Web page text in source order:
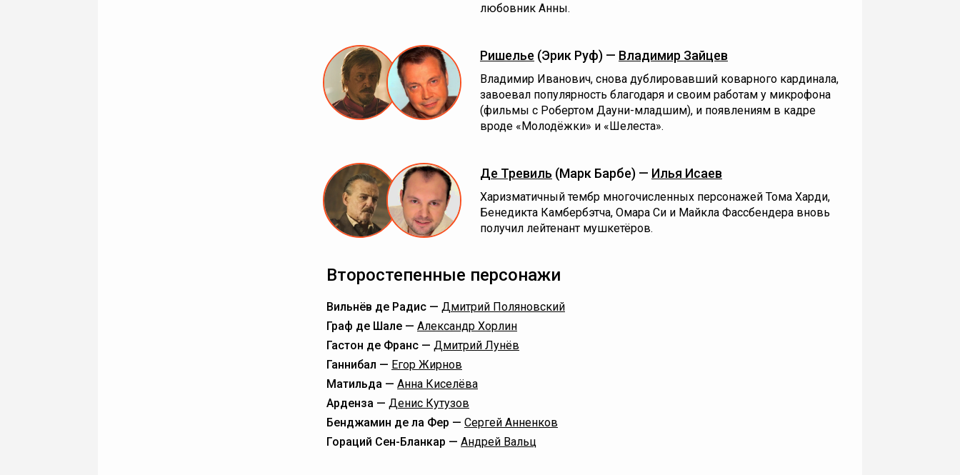
любовник Анны.
Ришелье (Эрик Руф) — Владимир Зайцев
Владимир Иванович, снова дублировавший коварного кардинала,
завоевал популярность благодаря и своим работам у микрофона
(фильмы с Робертом Дауни-младшим), и появлениям в кадре
вроде «Молодёжки» и «Шелеста».
Де Тревиль (Марк Барбе) — Илья Исаев
Харизматичный тембр многочисленных персонажей Тома Харди,
Бенедикта Камбербэтча, Омара Си и Майкла Фассбендера вновь
получил лейтенант мушкетёров.
Второстепенные персонажи
Вильнёв де Радис — Дмитрий Поляновский
Граф де Шале — Александр Хорлин
Гастон де Франс — Дмитрий Лунёв
Ганнибал — Егор Жирнов
Матильда — Анна Киселёва
Арденза — Денис Кутузов
Бенджамин де ла Фер — Сергей Анненков
Гораций Сен-Бланкар — Андрей Вальц